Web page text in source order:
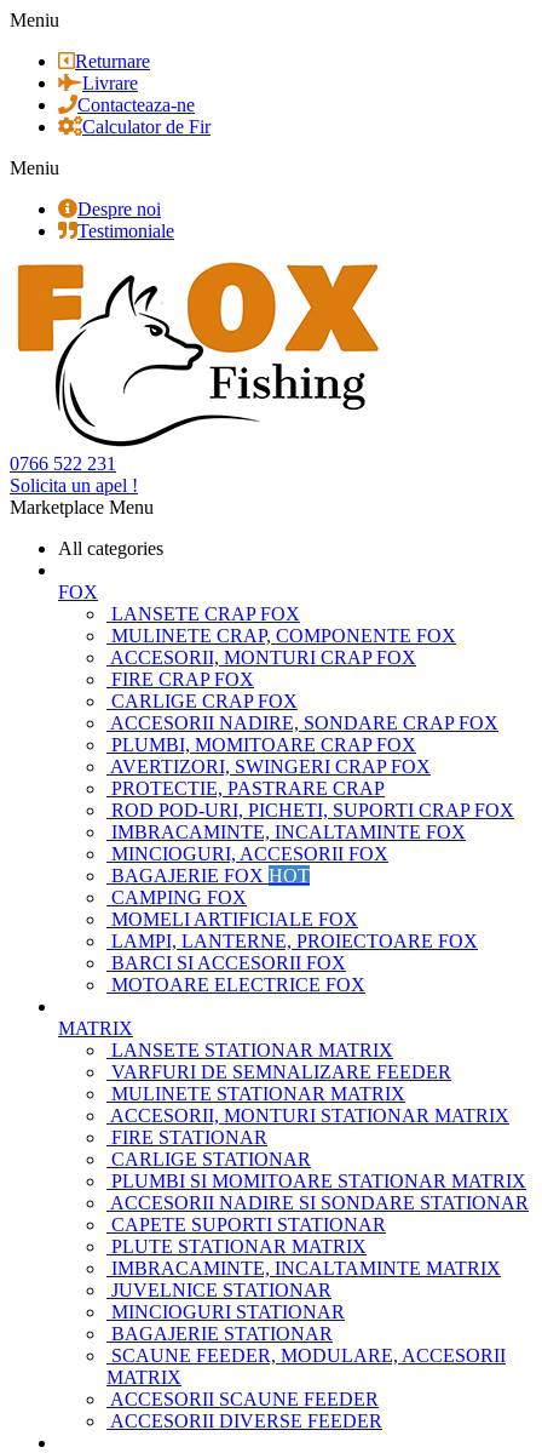
Meniu
Returnare
Livrare
Contacteaza-ne
Calculator de Fir
Meniu
Despre noi
Testimoniale
0766 522 231
Solicita un apel !
Marketplace Menu
All categories
FOX
LANSETE CRAP FOX
MULINETE CRAP, COMPONENTE FOX
ACCESORII, MONTURI CRAP FOX
FIRE CRAP FOX
CARLIGE CRAP FOX
ACCESORII NADIRE, SONDARE CRAP FOX
PLUMBI, MOMITOARE CRAP FOX
AVERTIZORI, SWINGERI CRAP FOX
PROTECTIE, PASTRARE CRAP
ROD POD-URI, PICHETI, SUPORTI CRAP FOX
IMBRACAMINTE, INCALTAMINTE FOX
MINCIOGURI, ACCESORII FOX
BAGAJERIE FOX HOT
CAMPING FOX
MOMELI ARTIFICIALE FOX
LAMPI, LANTERNE, PROIECTOARE FOX
BARCI SI ACCESORII FOX
MOTOARE ELECTRICE FOX
MATRIX
LANSETE STATIONAR MATRIX
VARFURI DE SEMNALIZARE FEEDER
MULINETE STATIONAR MATRIX
ACCESORII, MONTURI STATIONAR MATRIX
FIRE STATIONAR
CARLIGE STATIONAR
PLUMBI SI MOMITOARE STATIONAR MATRIX
ACCESORII NADIRE SI SONDARE STATIONAR
CAPETE SUPORTI STATIONAR
PLUTE STATIONAR MATRIX
IMBRACAMINTE, INCALTAMINTE MATRIX
JUVELNICE STATIONAR
MINCIOGURI STATIONAR
BAGAJERIE STATIONAR
SCAUNE FEEDER, MODULARE, ACCESORII
MATRIX
ACCESORII SCAUNE FEEDER
ACCESORII DIVERSE FEEDER